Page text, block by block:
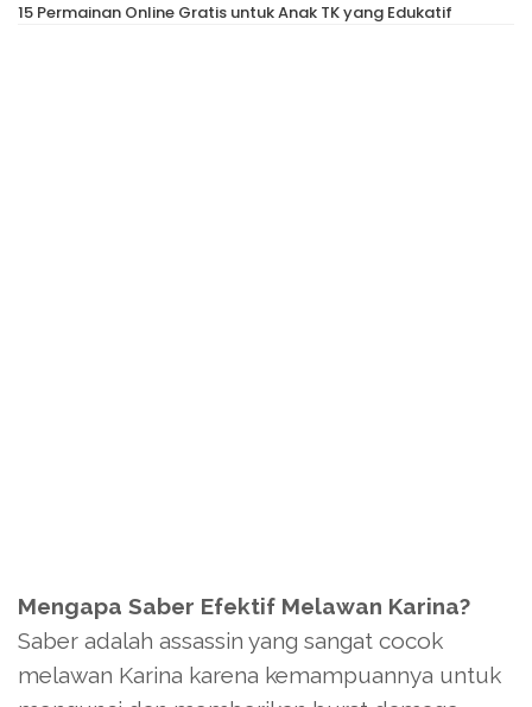
15 Permainan Online Gratis untuk Anak TK yang Edukatif
Mengapa Saber Efektif Melawan Karina?
Saber adalah assassin yang sangat cocok
melawan Karina karena kemampuannya untuk